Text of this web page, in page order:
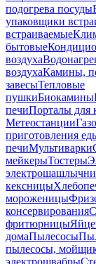
подогрева посуды
упаковщики
встраиваемые
бытовые
воздуха
воздухаКамины,
завесыТепловые
пушкиБиокамины
печиПорталы для
Метеостанции
приготовления
печиМультиварки
мейкерыТостеры
кексницы
мороженицы
консервирования
фритюрницы
домаПылесосы
пылесосы,
электрошвабры